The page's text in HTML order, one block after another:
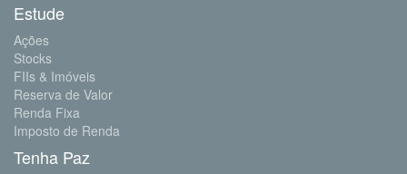
Estude
Ações
Stocks
FIIs & Imóveis
Reserva de Valor
Renda Fixa
Imposto de Renda
Tenha Paz